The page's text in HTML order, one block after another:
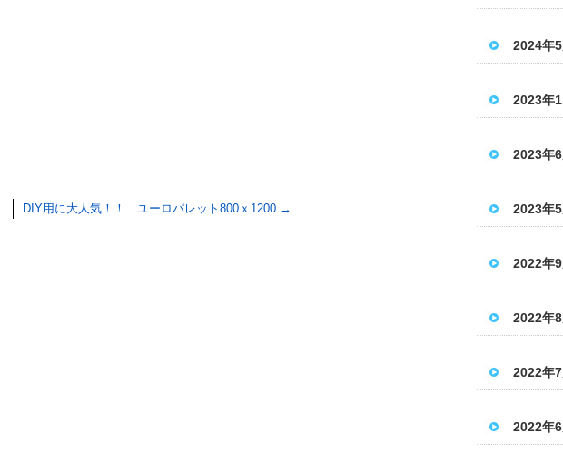
DIY用に大人気！！ ユーロパレット800ｘ1200 →
2024年5
2023年
2023年6
2023年5
2022年9
2022年8
2022年7
2022年6